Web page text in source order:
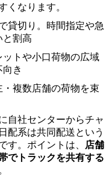
くなります。
貸切り。時間指定や急
と割高
トや小口荷物の広域
き
複数店舗の荷物を束
自社センターからチャ
配系は共同配送という
す。ポイントは、
店舗
でトラックを共有する